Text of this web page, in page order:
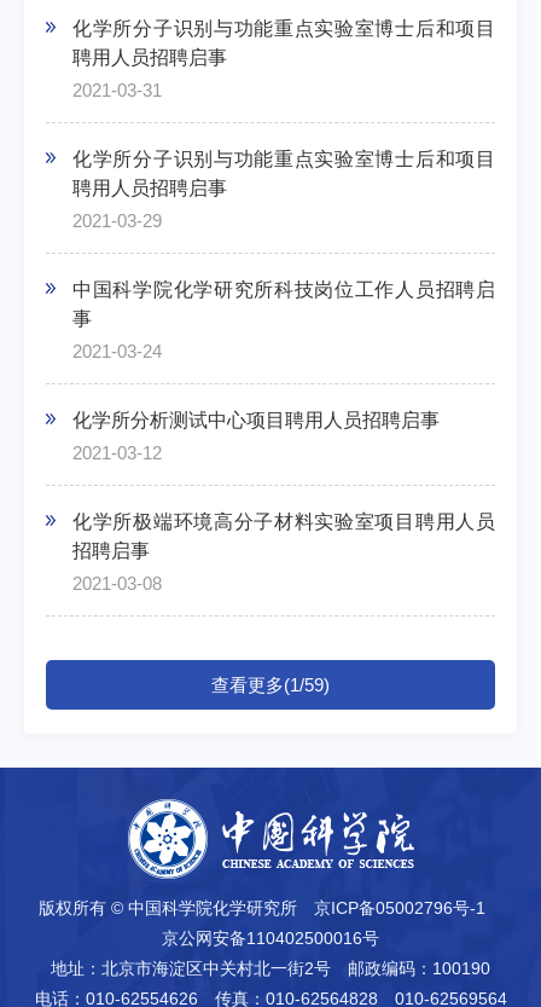
化学所分子识别与功能重点实验室博士后和项目
聘用人员招聘启事
2021-03-31
化学所分子识别与功能重点实验室博士后和项目
聘用人员招聘启事
2021-03-29
中国科学院化学研究所科技岗位工作人员招聘启
事
2021-03-24
化学所分析测试中心项目聘用人员招聘启事
2021-03-12
化学所极端环境高分子材料实验室项目聘用人员
招聘启事
2021-03-08
查看更多(1/59)
版权所有 © 中国科学院化学研究所
京ICP备05002796号-1
京公网安备110402500016号
地址：北京市海淀区中关村北一街2号
邮政编码：100190
电话：010-62554626
传真：010-62564828 010-62569564